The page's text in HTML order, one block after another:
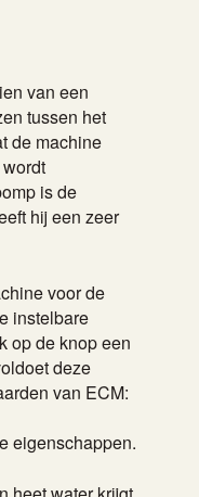
van een
tussen het
de machine
is de
hij een zeer
voor de
instelbare
op de knop een
deze
van ECM:
eigenschappen.